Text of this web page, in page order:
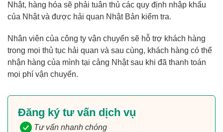
Nhật, hàng hóa sẽ phải tuân thủ các quy định nhập khẩu
của Nhật và được hải quan Nhật Bản kiểm tra.
Nhân viên của công ty vận chuyển sẽ hỗ trợ khách hàng
trong mọi thủ tục hải quan và sau cùng, khách hàng có thể
nhận hàng của mình tại cảng Nhật sau khi đã thanh toán
mọi phí vận chuyển.
Đăng ký tư vấn dịch vụ
Tư vấn nhanh chóng